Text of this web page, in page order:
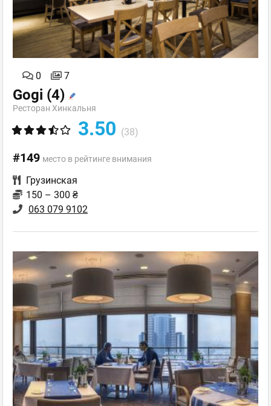
0 7
Gogi (4)
Ресторан Хинкальня
3.50 (38)
#149 место в рейтинге внимания
Грузинская
150 – 300 ₴
063 079 9102